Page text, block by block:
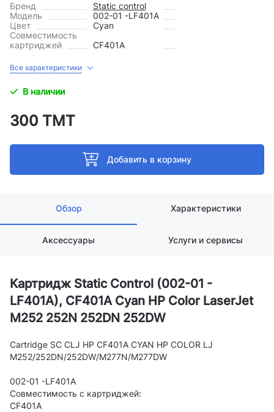
Бренд
Static control
Модель
002-01 -LF401A
Цвет
Cyan
Совместимость
картриджей
CF401A
Все характеристики
В наличии
300 ТМТ
Добавить в корзину
Обзор Характеристики
Аксессуары Услуги и сервисы
Картридж Static Control (002-01 -
LF401A), CF401A Cyan HP Color LaserJet
M252 252N 252DN 252DW
Cartridge SC CLJ HP CF401A CYAN HP COLOR LJ
M252/252DN/252DW/M277N/M277DW
002-01 -LF401A
Совместимость с картриджей:
CF401A